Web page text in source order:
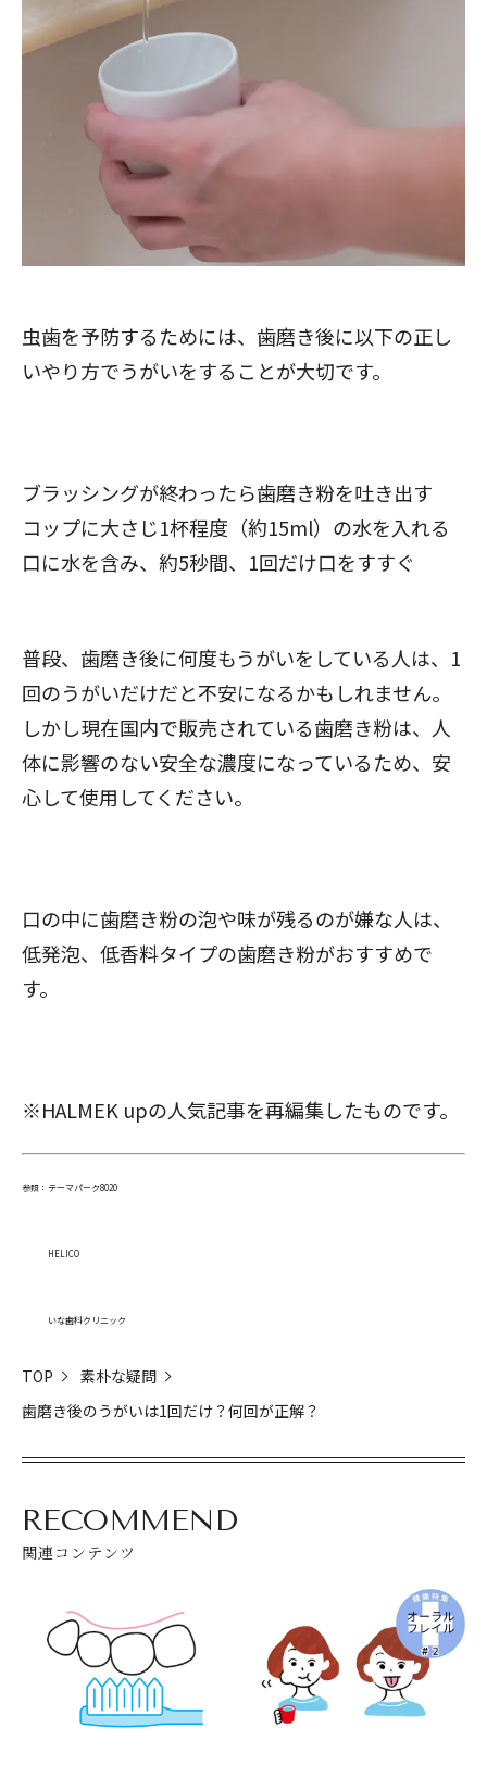
虫歯を予防するためには、歯磨き後に以下の正し
いやり方でうがいをすることが大切です。
ブラッシングが終わったら歯磨き粉を吐き出す
コップに大さじ1杯程度（約15ml）の水を入れる
口に水を含み、約5秒間、1回だけ口をすすぐ
普段、歯磨き後に何度もうがいをしている人は、1
回のうがいだけだと不安になるかもしれません。
しかし現在国内で販売されている歯磨き粉は、人
体に影響のない安全な濃度になっているため、安
心して使用してください。
口の中に歯磨き粉の泡や味が残るのが嫌な人は、
低発泡、低香料タイプの歯磨き粉がおすすめで
す。
※HALMEK upの人気記事を再編集したものです。
参照： テーマパーク8020
HELICO
いな歯科クリニック
TOP
素朴な疑問
歯磨き後のうがいは1回だけ？何回が正解？
RECOMMEND
関連コンテンツ